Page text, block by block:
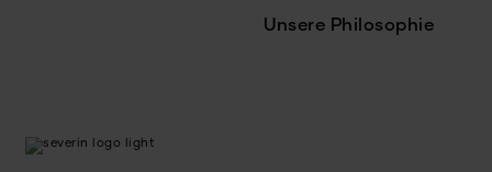
Unsere Philosophie